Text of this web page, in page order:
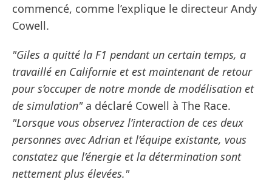
commencé, comme l’explique le directeur Andy
Cowell.
"Giles a quitté la F1 pendant un certain temps, a
travaillé en Californie et est maintenant de retour
pour s’occuper de notre monde de modélisation et
de simulation"a déclaré Cowell à The Race.
"Lorsque vous observez l’interaction de ces deux
personnes avec Adrian et l’équipe existante, vous
constatez que l’énergie et la détermination sont
nettement plus élevées."